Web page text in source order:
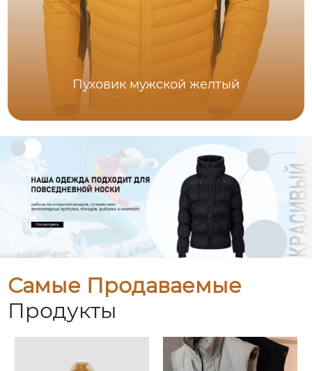
Пуховик мужской желтый
Самые Продаваемые
Продукты